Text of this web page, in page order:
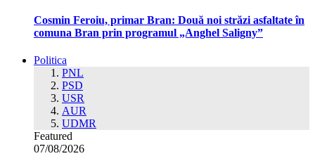
Cosmin Feroiu, primar Bran: Două noi străzi asfaltate în
comuna Bran prin programul „Anghel Saligny”
Politica
PNL
PSD
USR
AUR
UDMR
Featured
07/08/2026